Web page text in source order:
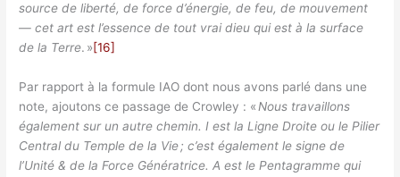
source de liberté, de force d’énergie, de feu, de mouvement
— cet art est l’essence de tout vrai dieu qui est à la surface
de la Terre. »[16]
Par rapport à la formule IAO dont nous avons parlé dans une
note, ajoutons ce passage de Crowley : « Nous travaillons
également sur un autre chemin. I est la Ligne Droite ou le Pilier
Central du Temple de la Vie ; c’est également le signe de
l’Unité & de la Force Génératrice. A est le Pentagramme qui